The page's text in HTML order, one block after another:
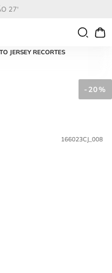
27'
JERSEY RECORTES
- 20%
166023CJ_008